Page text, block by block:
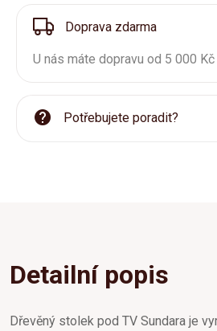
Doprava zdarma
U nás máte dopravu od 5 000 Kč
Potřebujete poradit?
Detailní popis
Dřevěný stolek pod TV Sundara je